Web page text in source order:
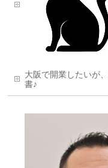
大阪で開業したいが
書♪